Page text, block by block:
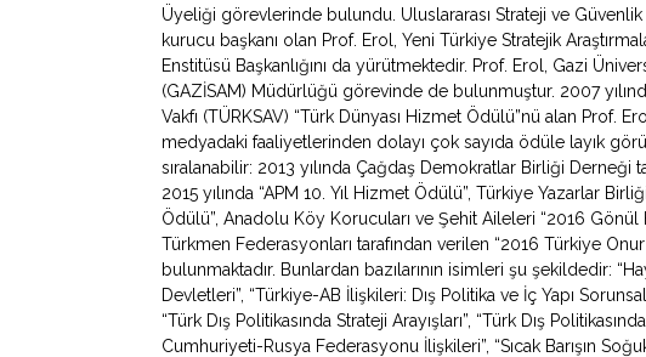
Üyeliği görevlerinde bulundu. Uluslararası Strateji ve Güvenlik
kurucu başkanı olan Prof. Erol, Yeni Türkiye Stratejik
Enstitüsü Başkanlığını da yürütmektedir. Prof. Erol, Gazi
(GAZİSAM) Müdürlüğü görevinde de bulunmuştur. 2007
Vakfı (TÜRKSAV) “Türk Dünyası Hizmet Ödülü”nü alan Prof.
medyadaki faaliyetlerinden dolayı çok sayıda ödüle layık
sıralanabilir: 2013 yılında Çağdaş Demokratlar Birliği Derneği
2015 yılında “APM 10. Yıl Hizmet Ödülü”, Türkiye Yazarlar
Ödülü”, Anadolu Köy Korucuları ve Şehit Aileleri “2016
Türkmen Federasyonları tarafından verilen “2016 Türkiye Onur
bulunmaktadır. Bunlardan bazılarının isimleri şu şekildedir:
Devletleri”, “Türkiye-AB İlişkileri: Dış Politika ve İç Yapı
“Türk Dış Politikasında Strateji Arayışları”, “Türk Dış
Cumhuriyeti-Rusya Federasyonu İlişkileri”, “Sıcak Barışın